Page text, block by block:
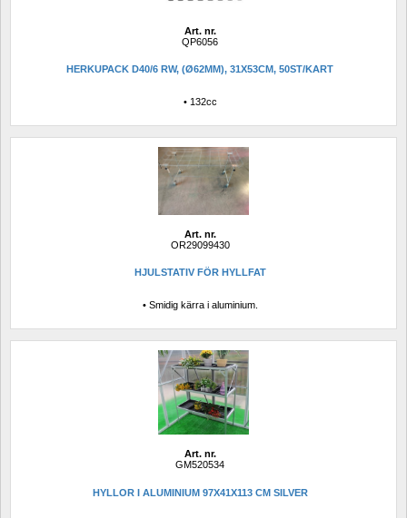
Art. nr.
QP6056
HERKUPACK D40/6 RW, (Ø62MM), 31X53CM, 50ST/KART
• 132cc
Art. nr.
OR29099430
HJULSTATIV FÖR HYLLFAT
• Smidig kärra i aluminium.
Art. nr.
GM520534
HYLLOR I ALUMINIUM 97X41X113 CM SILVER